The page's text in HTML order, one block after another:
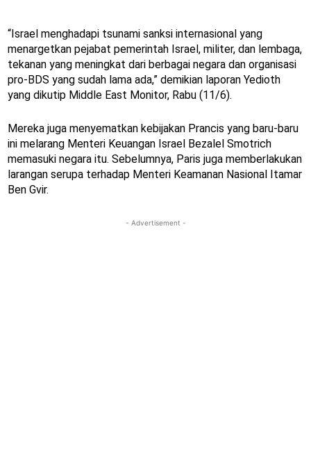
“Israel menghadapi tsunami sanksi internasional yang
menargetkan pejabat pemerintah Israel, militer, dan lembaga,
tekanan yang meningkat dari berbagai negara dan organisasi
pro-BDS yang sudah lama ada,” demikian laporan Yedioth
yang dikutip Middle East Monitor, Rabu (11/6).
Mereka juga menyematkan kebijakan Prancis yang baru-baru
ini melarang Menteri Keuangan Israel Bezalel Smotrich
memasuki negara itu. Sebelumnya, Paris juga memberlakukan
larangan serupa terhadap Menteri Keamanan Nasional Itamar
Ben Gvir.
- Advertisement -